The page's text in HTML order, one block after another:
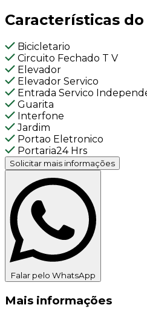
Características
Bicicletario
Circuito Fechado T V
Elevador
Elevador Servico
Entrada Servico
Guarita
Interfone
Jardim
Portao Eletronico
Portaria24 Hrs
Solicitar mais informações
Falar pelo WhatsApp
Mais informações